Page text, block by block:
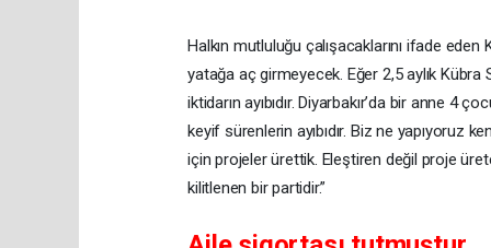
Halkın mutluluğu çalışacaklarını ifade eden
yatağa aç girmeyecek. Eğer 2,5 aylık
iktidarın ayıbıdır. Diyarbakır’da bir anne 4
keyif sürenlerin ayıbıdır. Biz ne yapıyoruz
için projeler ürettik. Eleştiren değil proje
kilitlenen bir partidir.”